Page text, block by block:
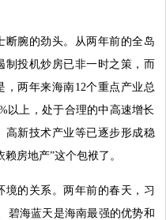
断腕的劲头。从两年前的全岛
制投机炒房已非一时之策，而
，两年来海南12个重点产业总
以上，处于合理的中高速增长
高新技术产业等已逐步形成稳
房地产”这个包袱了。
的关系。两年前的春天，习
碧海蓝天是海南最强的优势和